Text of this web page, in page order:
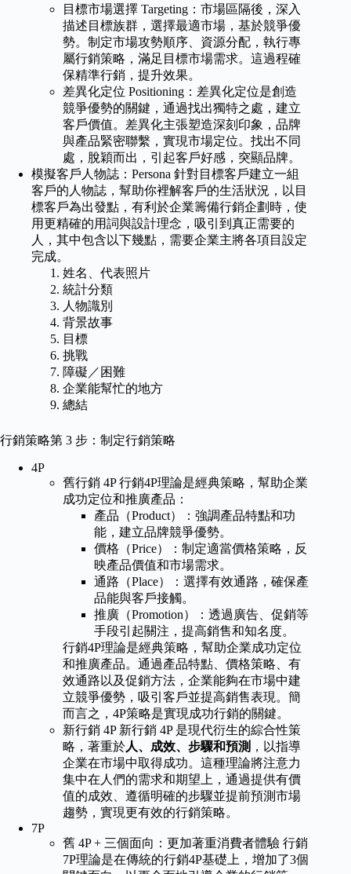
目標市場選擇 Targeting：市場區隔後，深入
描述目標族群，選擇最適市場，基於競爭優
勢。制定市場攻勢順序、資源分配，執行專
屬行銷策略，滿足目標市場需求。這過程確
保精準行銷，提升效果。
差異化定位 Positioning：差異化定位是創造
競爭優勢的關鍵，通過找出獨特之處，建立
客戶價值。差異化主張塑造深刻印象，品牌
與產品緊密聯繫，實現市場定位。找出不同
處，脫穎而出，引起客戶好感，突顯品牌。
模擬客戶人物誌：Persona 針對目標客戶建立一組
客戶的人物誌，幫助你裡解客戶的生活狀況，以目
標客戶為出發點，有利於企業籌備行銷企劃時，使
用更精確的用詞與設計理念，吸引到真正需要的
人，其中包含以下幾點，需要企業主將各項目設定
完成。
姓名、代表照片
統計分類
人物識別
背景故事
目標
挑戰
障礙／困難
企業能幫忙的地方
總結
行銷策略第 3 步：制定行銷策略
4P
舊行銷 4P 行銷4P理論是經典策略，幫助企業
成功定位和推廣產品：
產品（Product）：強調產品特點和功
能，建立品牌競爭優勢。
價格（Price）：制定適當價格策略，反
映產品價值和市場需求。
通路（Place）：選擇有效通路，確保產
品能與客戶接觸。
推廣（Promotion）：透過廣告、促銷等
手段引起關注，提高銷售和知名度。
行銷4P理論是經典策略，幫助企業成功定位
和推廣產品。通過產品特點、價格策略、有
效通路以及促銷方法，企業能夠在市場中建
立競爭優勢，吸引客戶並提高銷售表現。簡
而言之，4P策略是實現成功行銷的關鍵。
新行銷 4P 新行銷 4P 是現代衍生的綜合性策
略，著重於人、成效、步驟和預測 ，以指導
企業在市場中取得成功。這種理論將注意力
集中在人們的需求和期望上，通過提供有價
值的成效、遵循明確的步驟並提前預測市場
趨勢，實現更有效的行銷策略。
7P
舊 4P + 三個面向：更加著重消費者體驗 行銷
7P理論是在傳統的行銷4P基礎上，增加了3個